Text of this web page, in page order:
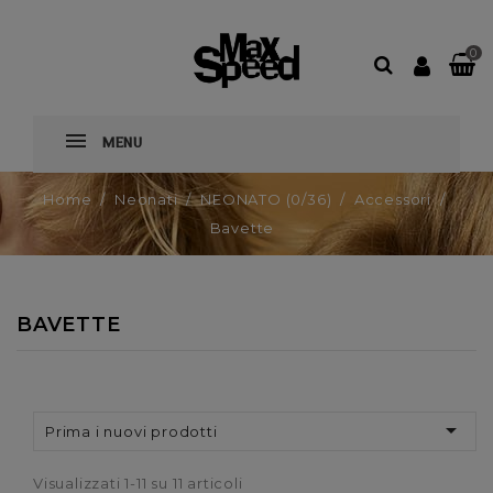
0
MENU
Home Neonati NEONATO (0/36)
Accessori
Bavette
BAVETTE
Prima i nuovi prodotti 
Visualizzati 1-11 su 11 articoli